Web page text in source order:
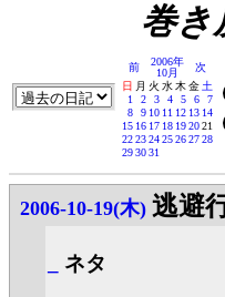
巻き
前
2006年
10月
次
日 月 火 水木金土
1
2 3 4 5 6
7
8
9 10 11 12 13 14
15 16 17 18 192021
22232425262728
293031
2006-10-19(木) 逃避
ネタ